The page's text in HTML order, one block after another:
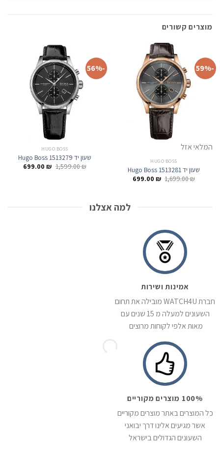
מוצרים קשורים
-59%
המלאי אזל
HUGO BOSS
שעון יד Hugo Boss 1513281
1,699.00₪ המחיר699.00 ₪
-56%
HUGO BOSS
שעון יד Hugo Boss 1513279
1,599.00₪ המחיר
699.00₪ המחיר
למה אצלנו
אמינות ושירות
חברת WATCH4U מובילה את תחום
השעונים למעלה מ 15 שנים עם
מאות אלפי לקוחות מרוצים
100% מוצרים מקוריים
כל המוצרים באתר מוצרים מקוריים
אשר מגיעים אלינו דרך יבואני
השעונים הגדולים בישראל